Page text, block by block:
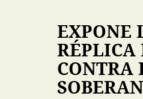
EXPONE
RÉPLICA
CONTRA